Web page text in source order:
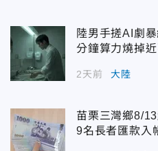
陸男手搓AI劇
分鐘算力燒掉
2天前 大陸
苗栗三灣鄉8/
9名長者匯款入